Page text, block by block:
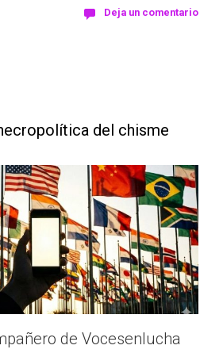
Deja un comentario
del chisme
de Vocesenlucha